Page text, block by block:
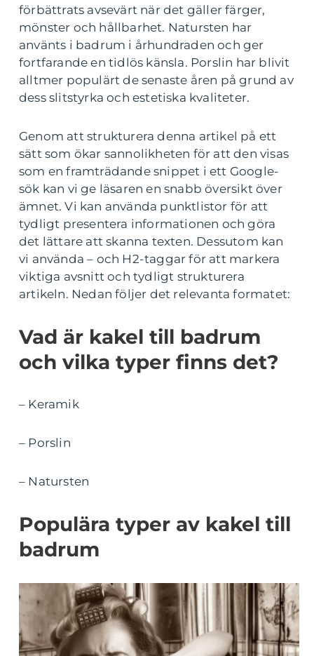
förbättrats avsevärt när det gäller färger,
mönster och hållbarhet. Natursten har
använts i badrum i århundraden och ger
fortfarande en tidlös känsla. Porslin har blivit
alltmer populärt de senaste åren på grund av
dess slitstyrka och estetiska kvaliteter.
Genom att strukturera denna artikel på ett
sätt som ökar sannolikheten för att den visas
som en framträdande snippet i ett Google-
sök kan vi ge läsaren en snabb översikt över
ämnet. Vi kan använda punktlistor för att
tydligt presentera informationen och göra
det lättare att skanna texten. Dessutom kan
vi använda – och H2-taggar för att markera
viktiga avsnitt och tydligt strukturera
artikeln. Nedan följer det relevanta formatet:
Vad är kakel till badrum
och vilka typer finns det?
– Keramik
– Porslin
– Natursten
Populära typer av kakel till
badrum